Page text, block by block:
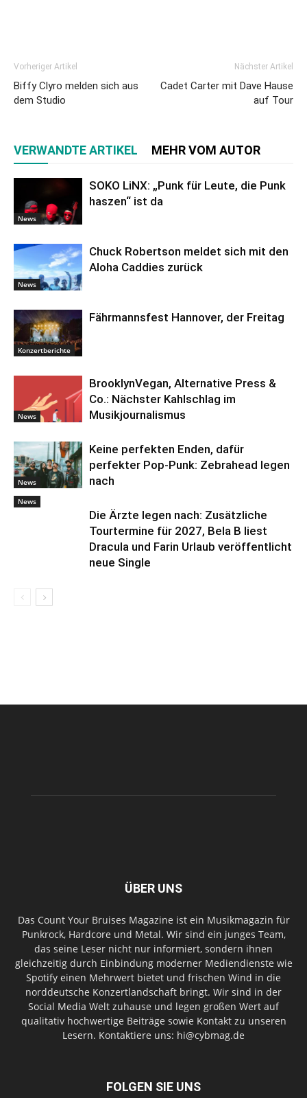
Vorheriger Artikel
Biffy Clyro melden sich aus
dem Studio
Nächster Artikel
Cadet Carter mit Dave Hause
auf Tour
VERWANDTE ARTIKEL MEHR VOM AUTOR
News
SOKO LiNX: „Punk für Leute, die Punk
haszen“ ist da
News
Chuck Robertson meldet sich mit den
Aloha Caddies zurück
Konzertberichte
Fährmannsfest Hannover, der Freitag
News
BrooklynVegan, Alternative Press &
Co.: Nächster Kahlschlag im
Musikjournalismus
News
Keine perfekten Enden, dafür
perfekter Pop-Punk: Zebrahead legen
nach
News
Die Ärzte legen nach: Zusätzliche
Tourtermine für 2027, Bela B liest
Dracula und Farin Urlaub veröffentlicht
neue Single
ÜBER UNS
Das Count Your Bruises Magazine ist ein Musikmagazin für
Punkrock, Hardcore und Metal. Wir sind ein junges Team,
das seine Leser nicht nur informiert, sondern ihnen
gleichzeitig durch Einbindung moderner Mediendienste wie
Spotify einen Mehrwert bietet und frischen Wind in die
norddeutsche Konzertlandschaft bringt. Wir sind in der
Social Media Welt zuhause und legen großen Wert auf
qualitativ hochwertige Beiträge sowie Kontakt zu unseren
Lesern. Kontaktiere uns: hi@cybmag.de
FOLGEN SIE UNS